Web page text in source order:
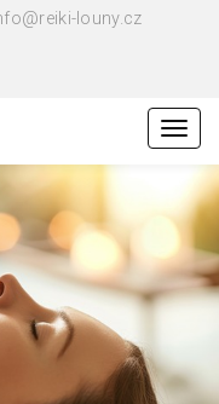
louny.cz
Menu